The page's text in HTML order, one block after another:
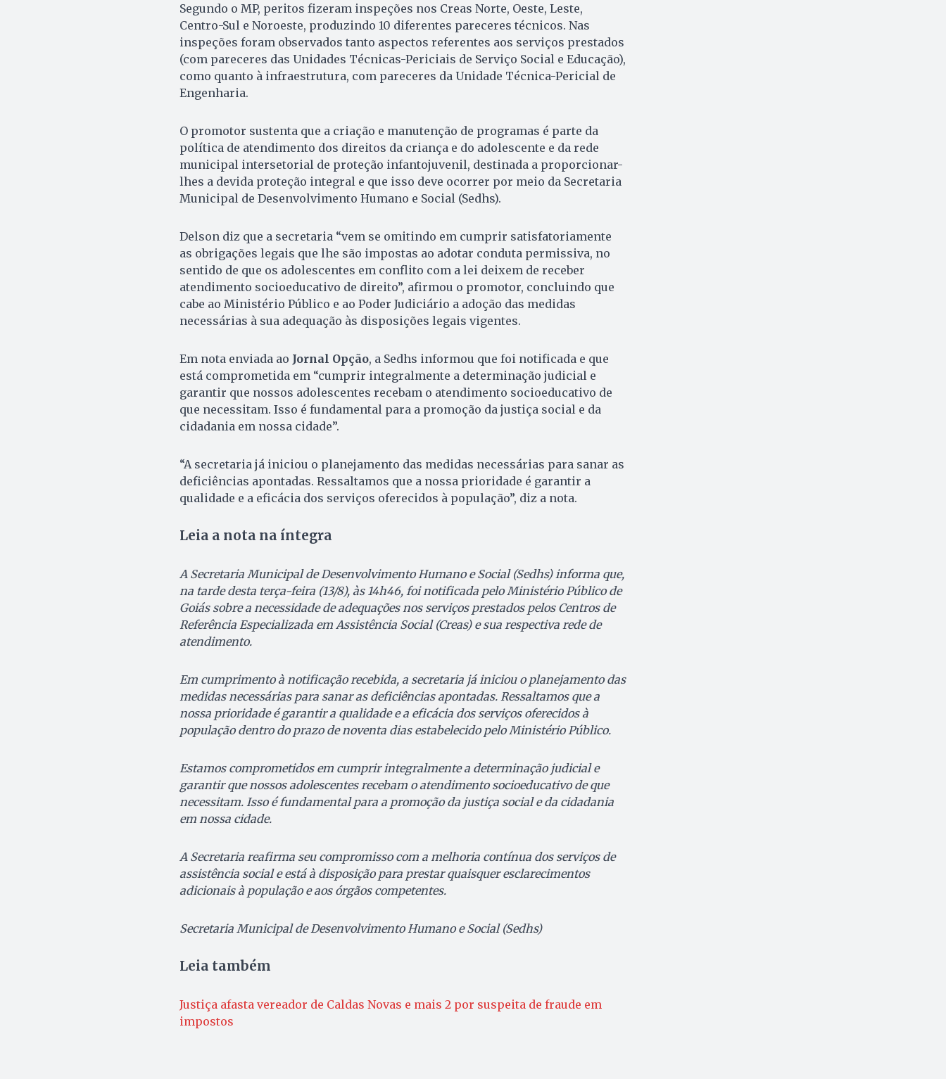
Segundo o MP, peritos fizeram inspeções nos Creas Norte, Oeste, Leste,
Centro-Sul e Noroeste, produzindo 10 diferentes pareceres técnicos. Nas
inspeções foram observados tanto aspectos referentes aos serviços prestados
(com pareceres das Unidades Técnicas-Periciais de Serviço Social e Educação),
como quanto à infraestrutura, com pareceres da Unidade Técnica-Pericial de
Engenharia.
O promotor sustenta que a criação e manutenção de programas é parte da
política de atendimento dos direitos da criança e do adolescente e da rede
municipal intersetorial de proteção infantojuvenil, destinada a proporcionar-
lhes a devida proteção integral e que isso deve ocorrer por meio da Secretaria
Municipal de Desenvolvimento Humano e Social (Sedhs).
Delson diz que a secretaria “vem se omitindo em cumprir satisfatoriamente
as obrigações legais que lhe são impostas ao adotar conduta permissiva, no
sentido de que os adolescentes em conflito com a lei deixem de receber
atendimento socioeducativo de direito”, afirmou o promotor, concluindo que
cabe ao Ministério Público e ao Poder Judiciário a adoção das medidas
necessárias à sua adequação às disposições legais vigentes.
Em nota enviada ao Jornal Opção, a Sedhs informou que foi notificada e que
está comprometida em “cumprir integralmente a determinação judicial e
garantir que nossos adolescentes recebam o atendimento socioeducativo de
que necessitam. Isso é fundamental para a promoção da justiça social e da
cidadania em nossa cidade”.
“A secretaria já iniciou o planejamento das medidas necessárias para sanar as
deficiências apontadas. Ressaltamos que a nossa prioridade é garantir a
qualidade e a eficácia dos serviços oferecidos à população”, diz a nota.
Leia a nota na íntegra
A Secretaria Municipal de Desenvolvimento Humano e Social (Sedhs) informa que,
na tarde desta terça-feira (13/8), às 14h46, foi notificada pelo Ministério Público de
Goiás sobre a necessidade de adequações nos serviços prestados pelos Centros de
Referência Especializada em Assistência Social (Creas) e sua respectiva rede de
atendimento.
Em cumprimento à notificação recebida, a secretaria já iniciou o planejamento das
medidas necessárias para sanar as deficiências apontadas. Ressaltamos que a
nossa prioridade é garantir a qualidade e a eficácia dos serviços oferecidos à
população dentro do prazo de noventa dias estabelecido pelo Ministério Público.
Estamos comprometidos em cumprir integralmente a determinação judicial e
garantir que nossos adolescentes recebam o atendimento socioeducativo de que
necessitam. Isso é fundamental para a promoção da justiça social e da cidadania
em nossa cidade.
A Secretaria reafirma seu compromisso com a melhoria contínua dos serviços de
assistência social e está à disposição para prestar quaisquer esclarecimentos
adicionais à população e aos órgãos competentes.
Secretaria Municipal de Desenvolvimento Humano e Social (Sedhs)
Leia também
Justiça afasta vereador de Caldas Novas e mais 2 por suspeita de fraude em
impostos